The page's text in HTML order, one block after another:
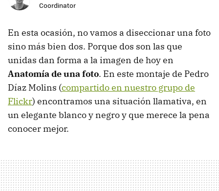
Coordinator
En esta ocasión, no vamos a diseccionar una foto
sino más bien dos. Porque dos son las que
unidas dan forma a la imagen de hoy en
Anatomía de una foto. En este montaje de Pedro
Díaz Molins (compartido en nuestro grupo de
Flickr) encontramos una situación llamativa, en
un elegante blanco y negro y que merece la pena
conocer mejor.